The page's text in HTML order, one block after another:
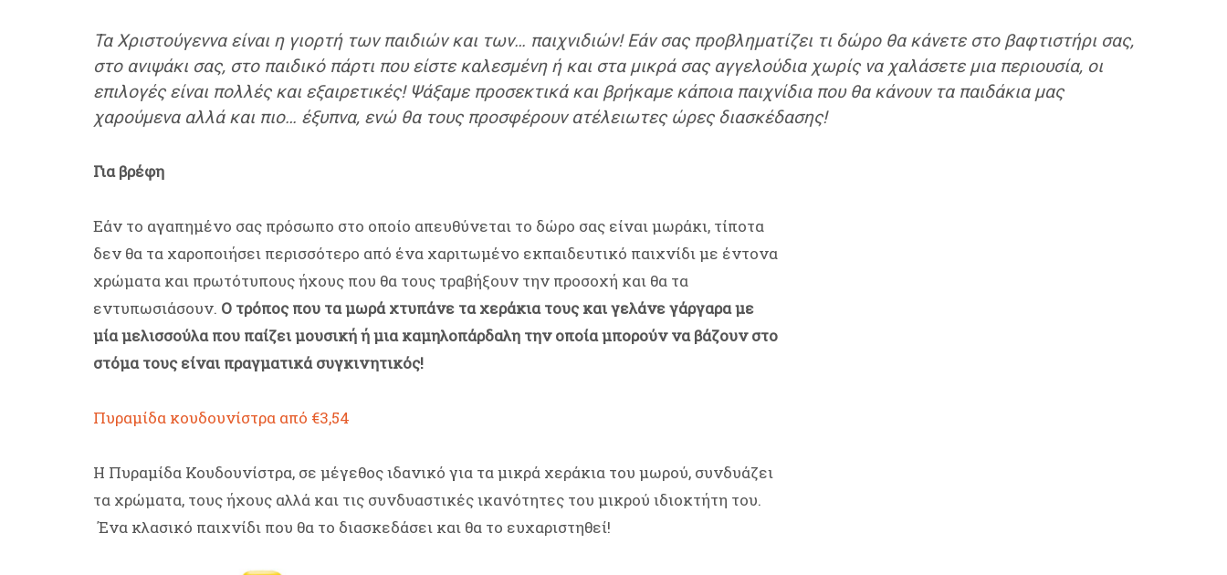
Τα Χριστούγεννα είναι η γιορτή των παιδιών και των… παιχνιδιών! Εάν σας προβληματίζει τι δώρο θα κάνετε στο βαφτιστήρι σας,
στο ανιψάκι σας, στο παιδικό πάρτι που είστε καλεσμένη ή και στα μικρά σας αγγελούδια χωρίς να χαλάσετε μια περιουσία, οι
επιλογές είναι πολλές και εξαιρετικές! Ψάξαμε προσεκτικά και βρήκαμε κάποια παιχνίδια που θα κάνουν τα παιδάκια μας
χαρούμενα αλλά και πιο… έξυπνα, ενώ θα τους προσφέρουν ατέλειωτες ώρες διασκέδασης!
Για βρέφη
Εάν το αγαπημένο σας πρόσωπο στο οποίο απευθύνεται το δώρο σας είναι μωράκι, τίποτα
δεν θα τα χαροποιήσει περισσότερο από ένα χαριτωμένο εκπαιδευτικό παιχνίδι με έντονα
χρώματα και πρωτότυπους ήχους που θα τους τραβήξουν την προσοχή και θα τα
εντυπωσιάσουν. Ο τρόπος που τα μωρά χτυπάνε τα χεράκια τους και γελάνε γάργαρα με
μία μελισσούλα που παίζει μουσική ή μια καμηλοπάρδαλη την οποία μπορούν να βάζουν στο
στόμα τους είναι πραγματικά συγκινητικός!
Πυραμίδα κουδουνίστρα από €3,54
Η Πυραμίδα Κουδουνίστρα, σε μέγεθος ιδανικό για τα μικρά χεράκια του μωρού, συνδυάζει
τα χρώματα, τους ήχους αλλά και τις συνδυαστικές ικανότητες του μικρού ιδιοκτήτη του.
Ένα κλασικό παιχνίδι που θα το διασκεδάσει και θα το ευχαριστηθεί!